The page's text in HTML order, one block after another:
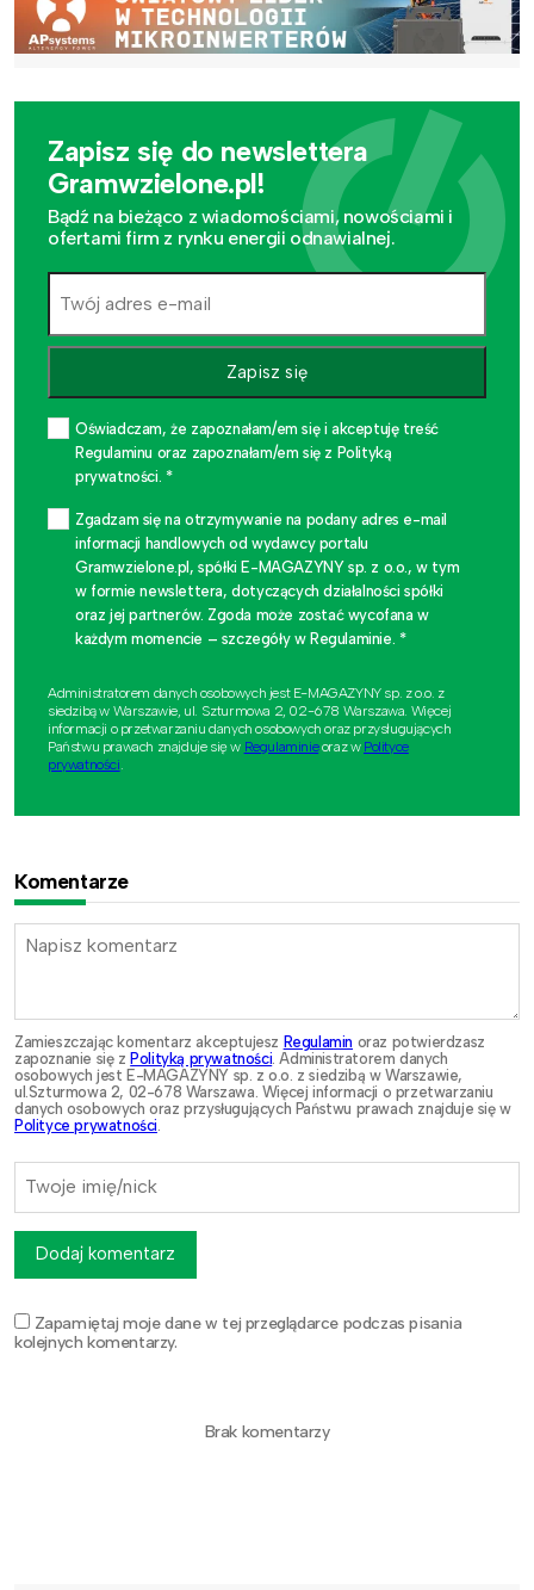
Zapisz się do newslettera
Gramwzielone.pl!
Bądź na bieżąco z wiadomościami, nowościami i
ofertami firm z rynku energii odnawialnej.
Zapisz się
Oświadczam, że zapoznałam/em się i akceptuję treść
Regulaminu oraz zapoznałam/em się z Polityką
prywatności. *
Zgadzam się na otrzymywanie na podany adres e-mail
informacji handlowych od wydawcy portalu
Gramwzielone.pl, spółki E-MAGAZYNY sp. z o.o., w tym
w formie newslettera, dotyczących działalności spółki
oraz jej partnerów. Zgoda może zostać wycofana w
każdym momencie – szczegóły w Regulaminie. *
Administratorem danych osobowych jest E-MAGAZYNY sp. z o.o. z
siedzibą w Warszawie, ul. Szturmowa 2, 02-678 Warszawa. Więcej
informacji o przetwarzaniu danych osobowych oraz przysługujących
Państwu prawach znajduje się w Regulaminieoraz w Polityce
prywatności.
Komentarze
Zamieszczając komentarz akceptujesz Regulamin oraz potwierdzasz
zapoznanie się z Polityką prywatności. Administratorem danych
osobowych jest E-MAGAZYNY sp. z o.o. z siedzibą w Warszawie,
ul.Szturmowa 2, 02-678 Warszawa. Więcej informacji o przetwarzaniu
danych osobowych oraz przysługujących Państwu prawach znajduje się w
Polityce prywatności.
Zapamiętaj moje dane w tej przeglądarce podczas pisania
kolejnych komentarzy.
Dodaj komentarz
Brak komentarzy